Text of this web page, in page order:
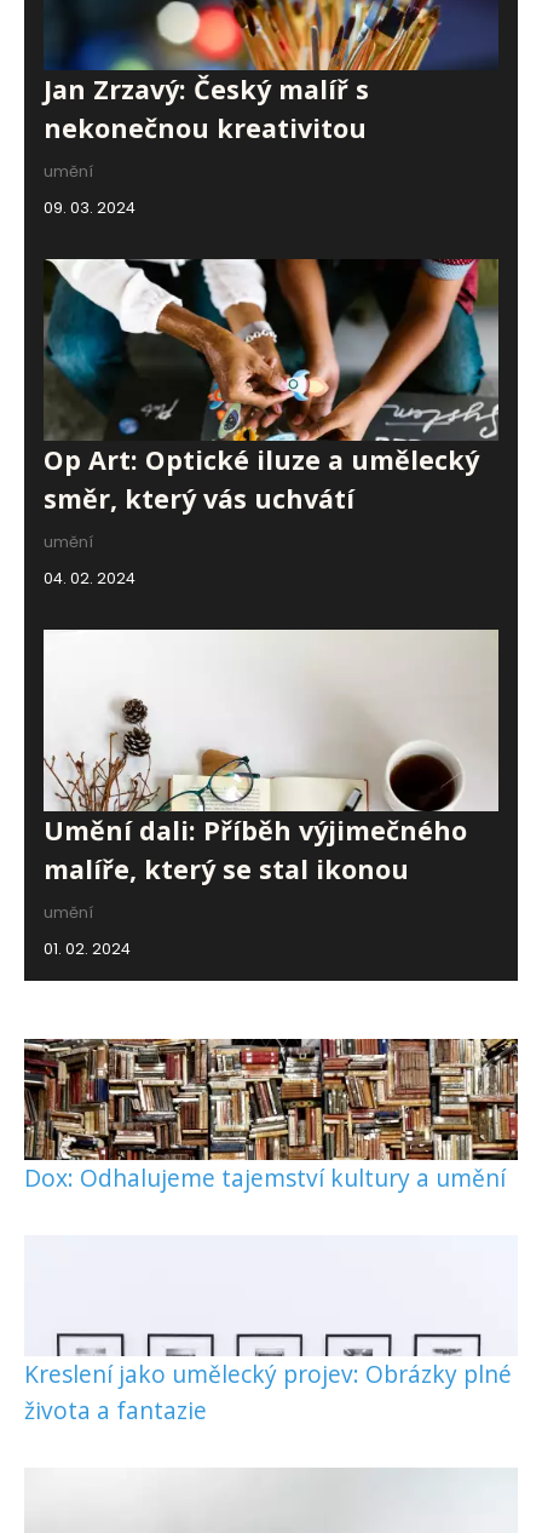
Jan Zrzavý: Český malíř s
nekonečnou kreativitou
umění
09. 03. 2024
Op Art: Optické iluze a umělecký
směr, který vás uchvátí
umění
04. 02. 2024
Umění dali: Příběh výjimečného
malíře, který se stal ikonou
umění
01. 02. 2024
Dox: Odhalujeme tajemství kultury a umění
Kreslení jako umělecký projev: Obrázky plné
života a fantazie